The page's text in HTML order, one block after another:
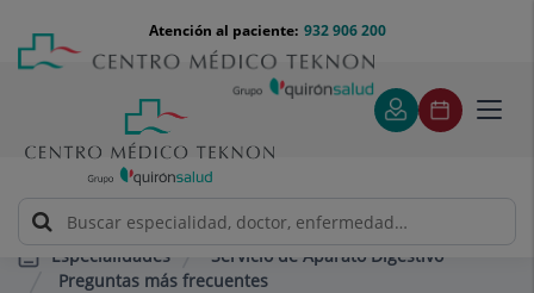
contenido
Menú
teléfono
cabecera
932 906 200
Atención al paciente:
Especialidades
Servicio de Aparato Digestivo
Preguntas más frecuentes